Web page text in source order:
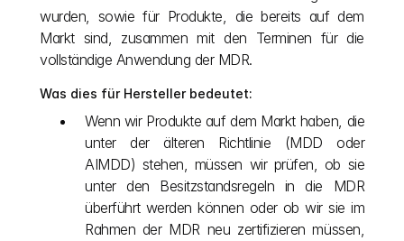
wurden, sowie für Produkte, die bereits auf dem
Markt sind, zusammen mit den Terminen für die
vollständige Anwendung der MDR.
Was dies für Hersteller bedeutet:
Wenn wir Produkte auf dem Markt haben, die
unter der älteren Richtlinie (MDD oder
AIMDD) stehen, müssen wir prüfen, ob sie
unter den Besitzstandsregeln in die MDR
überführt werden können oder ob wir sie im
Rahmen der MDR neu zertifizieren müssen,